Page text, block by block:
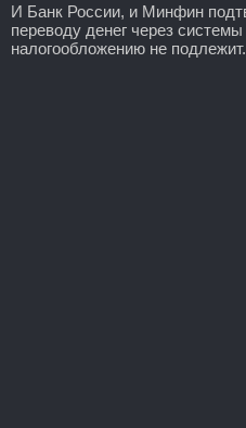
И Банк России, и Минфин
переводу денег через
налогообложению не подлежит.